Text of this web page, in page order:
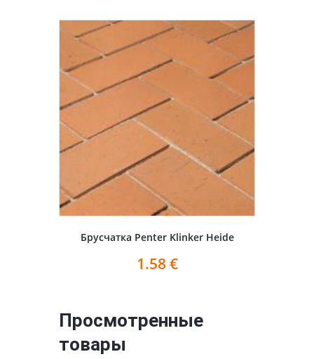
Брусчатка Penter Klinker Heide
1.58 €
Просмотренные
товары